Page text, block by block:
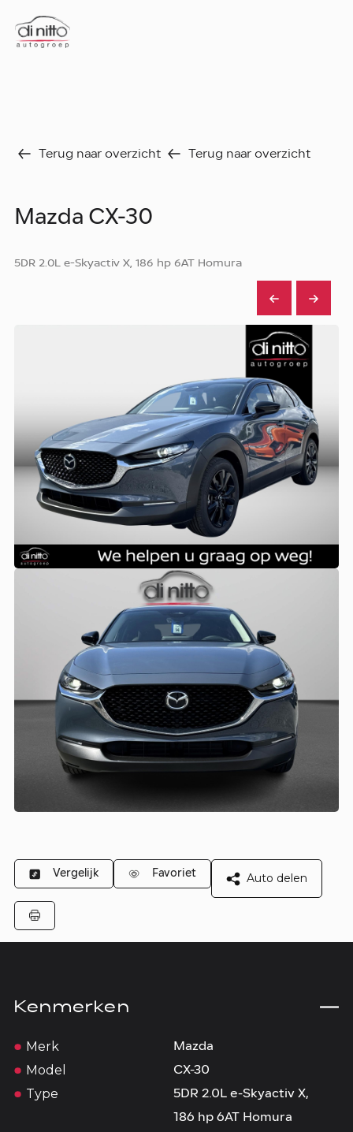
Vergelijk
Diensten
Autoverhuur
Terug naar overzicht Terug naar overzicht
Mazda CX-30
5DR 2.0L e-Skyactiv X, 186 hp 6AT Homura
Vergelijk Favoriet Auto delen
Kenmerken
Merk Mazda
Model CX-30
Type
5DR 2.0L e-Skyactiv X,
186 hp 6AT Homura